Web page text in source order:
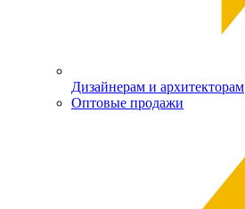
Дизайнерам и архитекторам
Оптовые продажи